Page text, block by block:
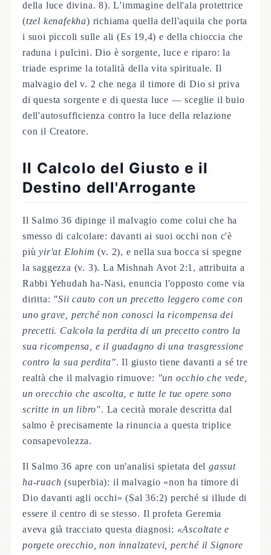
della luce divina. 8). L'immagine dell'ala protettrice
(tzel kenafekha) richiama quella dell'aquila che porta
i suoi piccoli sulle ali (Es 19,4) e della chioccia che
raduna i pulcini. Dio è sorgente, luce e riparo: la
triade esprime la totalità della vita spirituale. Il
malvagio del v. 2 che nega il timore di Dio si priva
di questa sorgente e di questa luce — sceglie il buio
dell'autosufficienza contro la luce della relazione
con il Creatore.
Il Calcolo del Giusto e il
Destino dell'Arrogante
Il Salmo 36 dipinge il malvagio come colui che ha
smesso di calcolare: davanti ai suoi occhi non c'è
piùyir'at Elohim (v. 2), e nella sua bocca si spegne
la saggezza (v. 3). La Mishnah Avot 2:1, attribuita a
Rabbi Yehudah ha-Nasi, enuncia l'opposto come via
diritta: "Sii cauto con un precetto leggero come con
uno grave, perché non conosci la ricompensa dei
precetti. Calcola la perdita di un precetto contro la
sua ricompensa, e il guadagno di una trasgressione
contro la sua perdita". Il giusto tiene davanti a sé tre
realtà che il malvagio rimuove: "un occhio che vede,
un orecchio che ascolta, e tutte le tue opere sono
scritte in un libro". La cecità morale descritta dal
salmo è precisamente la rinuncia a questa triplice
consapevolezza.
Il Salmo 36 apre con un'analisi spietata del gassut
ha-ruach (superbia): il malvagio «non ha timore di
Dio davanti agli occhi» (Sal 36:2) perché si illude di
essere il centro di se stesso. Il profeta Geremia
aveva già tracciato questa diagnosi: «Ascoltate e
porgete orecchio, non innalzatevi, perché il Signore